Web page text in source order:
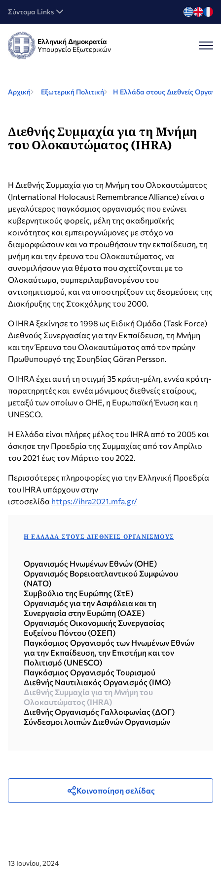
Σύντομα Links
Ελληνική Δημοκρατία
Υπουργείο Εξωτερικών
Αρχική Εξωτερική Πολιτική Η Ελλάδα στους Διεθνείς
Διεθνής Συμμαχία για τη Μνήμη
του Ολοκαυτώματος (IHRA)
Η Διεθνής Συμμαχία για τη Μνήμη του Ολοκαυτώματος
(International Holocaust Remembrance Alliance) είναι ο
μεγαλύτερος παγκόσμιος οργανισμός που ενώνει
κυβερνητικούς φορείς, μέλη της ακαδημαϊκής
κοινότητας και εμπειρογνώμονες με στόχο να
διαμορφώσουν και να προωθήσουν την εκπαίδευση, τη
μνήμη και την έρευνα του Ολοκαυτώματος, να
συνομιλήσουν για θέματα που σχετίζονται με το
Ολοκαύτωμα, συμπεριλαμβανομένου του
αντισημιτισμού, και να υποστηρίξουν τις δεσμεύσεις της
Διακήρυξης της Στοκχόλμης του 2000.
Ο IHRA ξεκίνησε το 1998 ως Ειδική Ομάδα (Task Force)
Διεθνούς Συνεργασίας για την Εκπαίδευση, τη Μνήμη
και την Έρευνα του Ολοκαυτώματος από τον πρώην
Πρωθυπουργό της Σουηδίας Göran Persson.
O ΙΗRA έχει αυτή τη στιγμή 35 κράτη-μέλη, εννέα κράτη-
παρατηρητές και εννέα μόνιμους διεθνείς εταίρους,
μεταξύ των οποίων ο ΟΗΕ, η Ευρωπαϊκή Ένωση και η
UNESCO.
Η Ελλάδα είναι πλήρες μέλος του IHRA από το 2005 και
άσκησε την Προεδρία της Συμμαχίας από τον Απρίλιο
του 2021 έως τον Μάρτιο του 2022.
Περισσότερες πληροφορίες για την Ελληνική Προεδρία
του IHRA υπάρχουν στην
ιστοσελίδα https://ihra2021.mfa.gr/
Η ΕΛΛΆΔΑ ΣΤΟΥΣ ΔΙΕΘΝΕΊΣ ΟΡΓΑΝΙΣΜΟΎΣ
Οργανισμός Ηνωμένων Εθνών (ΟΗΕ)
Οργανισμός Βορειοατλαντικού Συμφώνου
(NATO)
Συμβούλιο της Ευρώπης (ΣτΕ)
Οργανισμός για την Ασφάλεια και τη
Συνεργασία στην Ευρώπη (ΟΑΣΕ)
Οργανισμός Οικονομικής Συνεργασίας
Ευξείνου Πόντου (ΟΣΕΠ)
Παγκόσμιος Οργανισμός των Ηνωμένων Εθνών
για την Εκπαίδευση, την Επιστήμη και τον
Πολιτισμό (UNESCO)
Παγκόσμιος Οργανισμός Τουρισμού
Διεθνής Ναυτιλιακός Οργανισμός (ΙΜΟ)
Διεθνής Συμμαχία για τη Μνήμη του
Ολοκαυτώματος (IHRA)
Διεθνής Οργανισμός Γαλλοφωνίας (ΔΟΓ)
Σύνδεσμοι λοιπών Διεθνών Οργανισμών
Κοινοποίηση σελίδας
13 Ιουνίου, 2024